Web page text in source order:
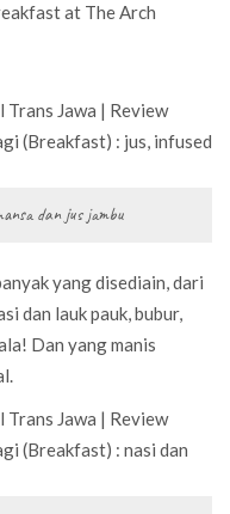
dan jus jambu
yang disediain, dari
dan lauk pauk, bubur,
Dan yang manis